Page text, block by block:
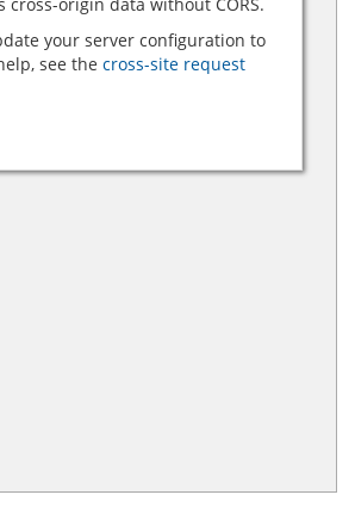
your server configuration to
see the cross-site request